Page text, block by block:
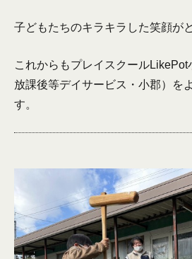
子どもたちのキラキラした笑顔が
これからもプレイスクール
放課後等デイサービス・小郡）を
す。